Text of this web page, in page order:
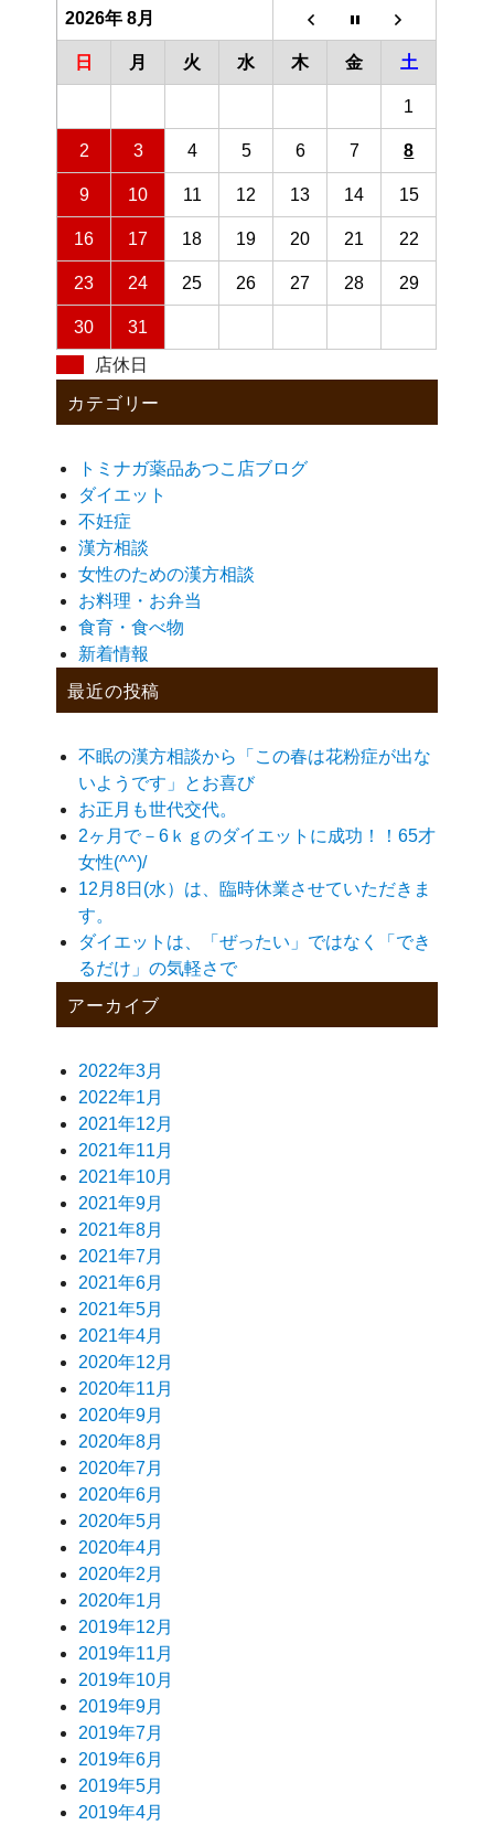
2026年 8月
日 月 火 水 木 金 土
1
2 3 4 5 6 7 8
9 10 11 12 13 14 15
16 17 18 19 20 21 22
23 24 25 26 27 28 29
30
31
店休日
カテゴリー
トミナガ薬品あつこ店ブログ
ダイエット
不妊症
漢方相談
女性のための漢方相談
お料理・お弁当
食育・食べ物
新着情報
最近の投稿
不眠の漢方相談から「この春は花粉症が出な
いようです」とお喜び
お正月も世代交代。
2ヶ月で－6ｋｇのダイエットに成功！！65才
女性(^^)/
12月8日(水）は、臨時休業させていただきま
す。
ダイエットは、「ぜったい」ではなく「でき
るだけ」の気軽さで
アーカイブ
2022年3月
2022年1月
2021年12月
2021年11月
2021年10月
2021年9月
2021年8月
2021年7月
2021年6月
2021年5月
2021年4月
2020年12月
2020年11月
2020年9月
2020年8月
2020年7月
2020年6月
2020年5月
2020年4月
2020年2月
2020年1月
2019年12月
2019年11月
2019年10月
2019年9月
2019年7月
2019年6月
2019年5月
2019年4月